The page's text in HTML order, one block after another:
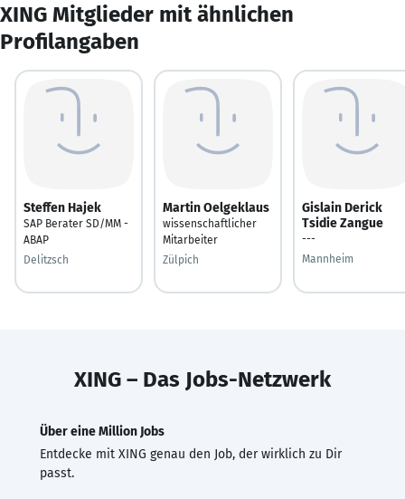
XING Mitglieder mit ähnlichen
Profilangaben
Steffen Hajek
SAP Berater SD/MM -
ABAP
Delitzsch
Martin Oelgeklaus
wissenschaftlicher
Mitarbeiter
Zülpich
Gislain Derick
Tsidie Zangue
---
Mannheim
XING – Das Jobs-Netzwerk
Über eine Million Jobs
Entdecke mit XING genau den Job, der wirklich zu Dir
passt.